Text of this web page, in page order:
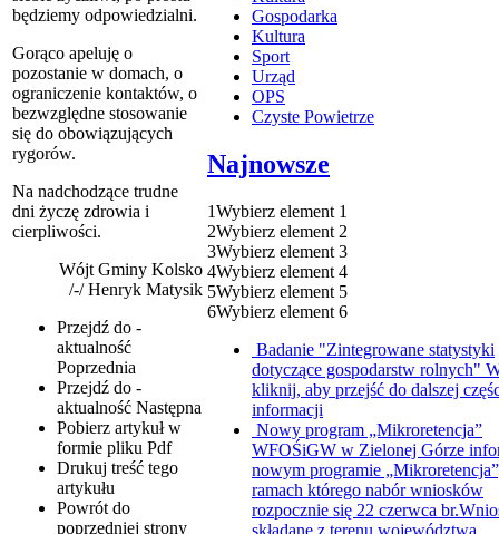
będziemy odpowiedzialni.
Gorąco apeluję o
pozostanie w domach, o
ograniczenie kontaktów, o
bezwzględne stosowanie
się do obowiązujących
rygorów.
Na nadchodzące trudne
dni życzę zdrowia i
cierpliwości.
Wójt Gminy Kolsko
/-/ Henryk Matysik
Przejdź do -
aktualność
Poprzednia
Przejdź do -
aktualność Następna
Pobierz artykuł w
formie pliku Pdf
Drukuj treść tego
artykułu
Powrót do
poprzedniej strony
Gospodarka
Kultura
Sport
Urząd
OPS
Czyste Powietrze
Najnowsze
1Wybierz element 1
2Wybierz element 2
3Wybierz element 3
4Wybierz element 4
5Wybierz element 5
6Wybierz element 6
Badanie "Zintegrowane statystyki
dotyczące gospodarstw rolnych"
kliknij, aby przejść do dalszej
informacji
Nowy program „Mikroretencja”
WFOŚiGW w Zielonej Górze
nowym programie
ramach którego nabór wniosków
rozpocznie się 22 czerwca
składane z terenu województwa